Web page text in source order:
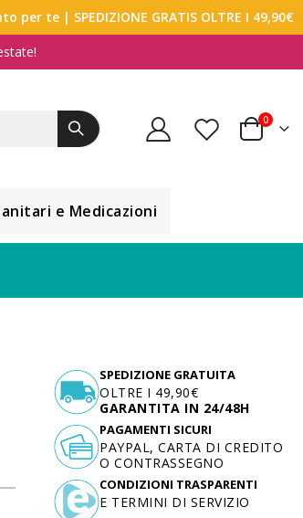
per te | SPEDIZIONE GRATIS OLTRE I 49,90€
Carrello
0
e Medicazioni
SPEDIZIONE GRATUITA
OLTRE I 49,90€
GARANTITA IN 24/48H
PAGAMENTI SICURI
PAYPAL, CARTA DI CREDITO
O CONTRASSEGNO
CONDIZIONI TRASPARENTI
E TERMINI DI SERVIZIO